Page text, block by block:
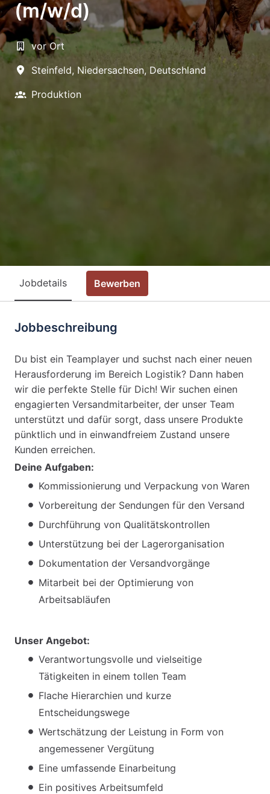
(m/w/d)
vor Ort
Steinfeld, Niedersachsen, Deutschland
Produktion
Jobdetails Bewerben
Jobbeschreibung
Du bist ein Teamplayer und suchst nach einer neuen
Herausforderung im Bereich Logistik? Dann haben
wir die perfekte Stelle für Dich! Wir suchen einen
engagierten Versandmitarbeiter, der unser Team
unterstützt und dafür sorgt, dass unsere Produkte
pünktlich und in einwandfreiem Zustand unsere
Kunden erreichen.
Deine Aufgaben:
Kommissionierung und Verpackung von Waren
Vorbereitung der Sendungen für den Versand
Durchführung von Qualitätskontrollen
Unterstützung bei der Lagerorganisation
Dokumentation der Versandvorgänge
Mitarbeit bei der Optimierung von
Arbeitsabläufen
Unser Angebot:
Verantwortungsvolle und vielseitige
Tätigkeiten in einem tollen Team
Flache Hierarchien und kurze
Entscheidungswege
Wertschätzung der Leistung in Form von
angemessener Vergütung
Eine umfassende Einarbeitung
Ein positives Arbeitsumfeld